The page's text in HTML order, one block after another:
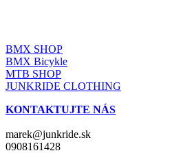
BMX SHOP
BMX Bicykle
MTB SHOP
JUNKRIDE CLOTHING
KONTAKTUJTE NÁS
marek@junkride.sk
0908161428